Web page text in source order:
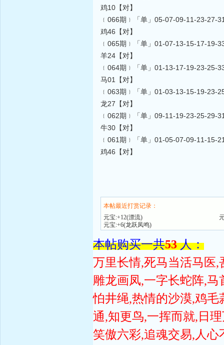
鸡10【对】
﹛066期﹜「单」05-07-09-11-23-27-
鸡46【对】
﹛065期﹜「单」01-07-13-15-17-19-
羊24【对】
﹛064期﹜「单」01-13-17-19-23-25-
马01【对】
﹛063期﹜「单」01-03-13-15-19-23-
龙27【对】
﹛062期﹜「单」09-11-19-23-25-29-
牛30【对】
﹛061期﹜「单」01-05-07-09-11-15-
鸡46【对】
本帖最近打赏记录：
元宝:+12(漂流)
元宝:+6(龙跃凤鸣)
本帖购买一共53人：
万里长情,死马当活马医
雕龙画凤,一字长蛇阵,
怕井绳,热情的沙漠,鸡
通,知更鸟,一挥而就,日
笑傲六彩,追魂交易,人